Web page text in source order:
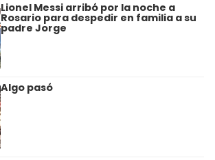
Lionel Messi arribó por la noche a
Rosario para despedir en familia a su
padre Jorge
Algo pasó